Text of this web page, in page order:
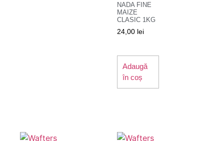
NADA FINE
MAIZE
CLASIC 1KG
24,00 lei
Adaugă
în coș